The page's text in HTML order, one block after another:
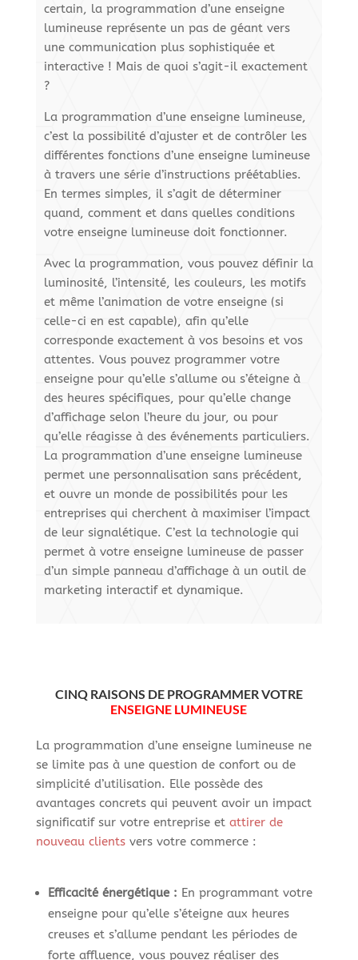
certain, la programmation d’une enseigne
lumineuse représente un pas de géant vers
une communication plus sophistiquée et
interactive ! Mais de quoi s’agit-il exactement
?
La programmation d’une enseigne lumineuse,
c’est la possibilité d’ajuster et de contrôler les
différentes fonctions d’une enseigne lumineuse
à travers une série d’instructions préétablies.
En termes simples, il s’agit de déterminer
quand, comment et dans quelles conditions
votre enseigne lumineuse doit fonctionner.
Avec la programmation, vous pouvez définir la
luminosité, l’intensité, les couleurs, les motifs
et même l’animation de votre enseigne (si
celle-ci en est capable), afin qu’elle
corresponde exactement à vos besoins et vos
attentes. Vous pouvez programmer votre
enseigne pour qu’elle s’allume ou s’éteigne à
des heures spécifiques, pour qu’elle change
d’affichage selon l’heure du jour, ou pour
qu’elle réagisse à des événements particuliers.
La programmation d’une enseigne lumineuse
permet une personnalisation sans précédent,
et ouvre un monde de possibilités pour les
entreprises qui cherchent à maximiser l’impact
de leur signalétique. C’est la technologie qui
permet à votre enseigne lumineuse de passer
d’un simple panneau d’affichage à un outil de
marketing interactif et dynamique.
CINQ RAISONS DE PROGRAMMER VOTRE
ENSEIGNE LUMINEUSE
La programmation d’une enseigne lumineuse ne
se limite pas à une question de confort ou de
simplicité d’utilisation. Elle possède des
avantages concrets qui peuvent avoir un impact
significatif sur votre entreprise et attirer de
nouveau clientsvers votre commerce :
Efficacité énergétique : En programmant votre
enseigne pour qu’elle s’éteigne aux heures
creuses et s’allume pendant les périodes de
forte affluence, vous pouvez réaliser des